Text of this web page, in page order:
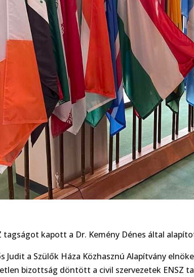
tagságot kapott a Dr. Kemény Dénes által
Judit a Szülők Háza Közhasznú Alapítvány
bizottság döntött a civil szervezetek ENSZ